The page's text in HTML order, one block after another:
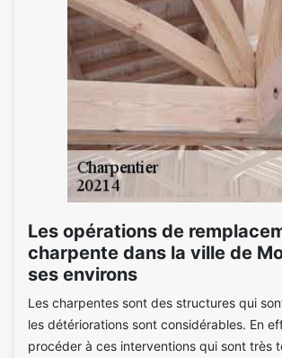
Les opérations de
charpente dans la ville de
ses environs
Les charpentes sont des structures qui
les détériorations sont considérables. En
procéder à ces interventions qui sont très